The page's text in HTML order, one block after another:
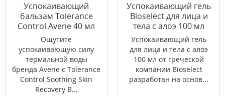
Успокаивающий
бальзам Tolerance
Control Avene 40 мл
Ощутите
успокаивающую силу
термальной воды
бренда Avene с Tolerance
Control Soothing Skin
Recovery B...
Успокаивающий гель
Bioselect для лица и
тела с алоэ 100 мл
Успокаивающий гель
для лица и тела с алоэ
100 мл от греческой
компании Bioselect
разработан на основ...